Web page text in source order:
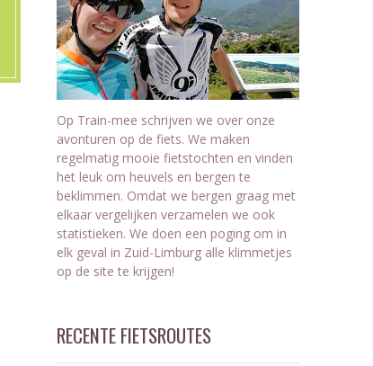
Op Train-mee schrijven we over onze
avonturen op de fiets. We maken
regelmatig mooie fietstochten en vinden
het leuk om heuvels en bergen te
beklimmen. Omdat we bergen graag met
elkaar vergelijken verzamelen we ook
statistieken. We doen een poging om in
elk geval in Zuid-Limburg alle klimmetjes
op de site te krijgen!
RECENTE FIETSROUTES